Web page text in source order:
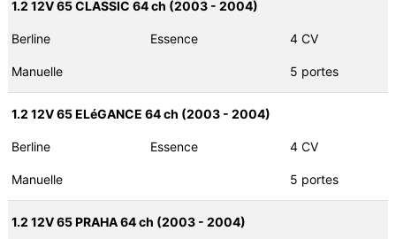
1.2 12V 65 CLASSIC 64 ch (2003 - 2004)
Berline Essence 4 CV
Manuelle 5 portes
1.2 12V 65 ELéGANCE 64 ch (2003 - 2004)
Berline Essence 4 CV
Manuelle 5 portes
1.2 12V 65 PRAHA 64 ch (2003 - 2004)